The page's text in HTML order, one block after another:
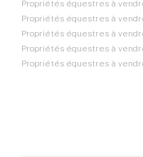
Propriétés équestres à
Propriétés équestres à
Propriétés équestres à
Propriétés équestres à
Propriétés équestres à